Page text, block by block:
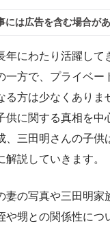
には広告を含む場合があ
年にわたり活躍して
一方で、プライベー
る方は少なくありま
供に関する真相を中
、三田明さんの子供
説していきます。
妻の写真や三田明家
や甥との関係性につ